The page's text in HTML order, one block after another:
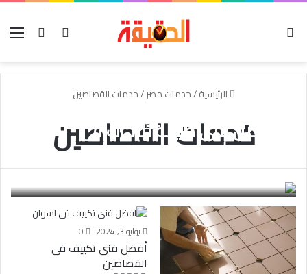
بحث عنتسجيل
الرئيسية/خدمات مصر/خدمات القصاصين
خدمات القصاصين
أفضل فنى صيانة ثلاجات فى
القصاصين
May Abdo يناير 9, 2020 0
يوليو 3, 2024 0
أفضل فنى تكييف فى
القصاصين